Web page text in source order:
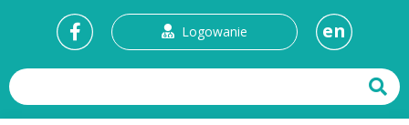
Logowanie en